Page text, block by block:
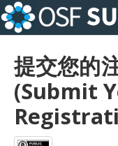
提交您的
(Submit